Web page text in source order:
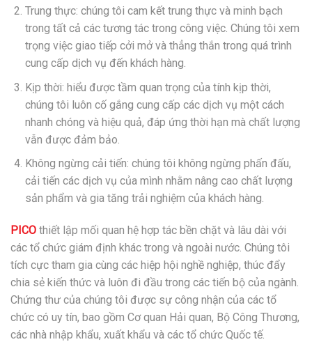
Trung thực: chúng tôi cam kết trung thực và minh bạch
trong tất cả các tương tác trong công việc. Chúng tôi xem
trọng việc giao tiếp cởi mở và thẳng thắn trong quá trình
cung cấp dịch vụ đến khách hàng.
Kịp thời: hiểu được tầm quan trọng của tính kịp thời,
chúng tôi luôn cố gắng cung cấp các dịch vụ một cách
nhanh chóng và hiệu quả, đáp ứng thời hạn mà chất lượng
vẫn được đảm bảo.
Không ngừng cải tiến: chúng tôi không ngừng phấn đấu,
cải tiến các dịch vụ của mình nhằm nâng cao chất lượng
sản phẩm và gia tăng trải nghiệm của khách hàng.
PICO thiết lập mối quan hệ hợp tác bền chặt và lâu dài với
các tổ chức giám định khác trong và ngoài nước. Chúng tôi
tích cực tham gia cùng các hiệp hội nghề nghiệp, thúc đẩy
chia sẻ kiến ​​thức và luôn đi đầu trong các tiến bộ của ngành.
Chứng thư của chúng tôi được sự công nhận của các tổ
chức có uy tín, bao gồm Cơ quan Hải quan, Bộ Công Thương,
các nhà nhập khẩu, xuất khẩu và các tổ chức Quốc tế.